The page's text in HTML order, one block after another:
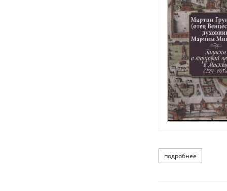
подробнее